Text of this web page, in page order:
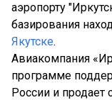
аэропорту
базирования
Якутске.
Авиакомпания
программе
России и